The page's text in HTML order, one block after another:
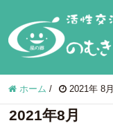
ホーム / 2021年 8月
2021年8月